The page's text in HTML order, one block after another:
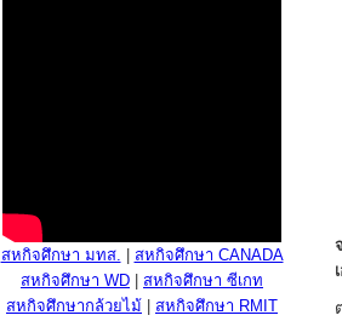
สหกิจศึกษา มทส.
สหกิจศึกษา CANADA
สหกิจศึกษา WD
สหกิจศึกษา ซีเกท
สหกิจศึกษากล้วยไม้
สหกิจศึกษา RMIT